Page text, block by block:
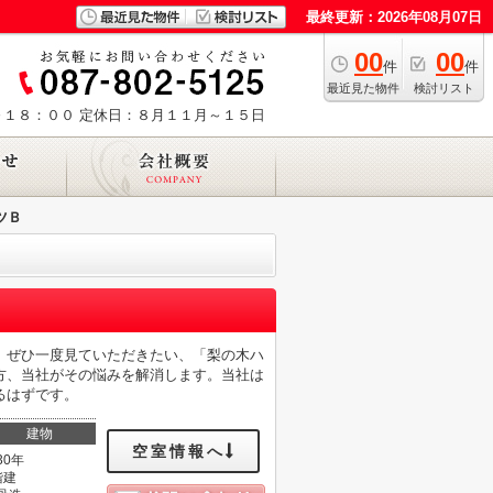
最終更新：2026年08月07日
00件
最近見た物件
00件
検討リスト
８：００ 定休日：８月１１月～１５日
Ｂ
ひ一度見ていただきたい、「梨の木ハ
当社がその悩みを解消します。当社は
ずです。
建物
年
建
空室情報へ